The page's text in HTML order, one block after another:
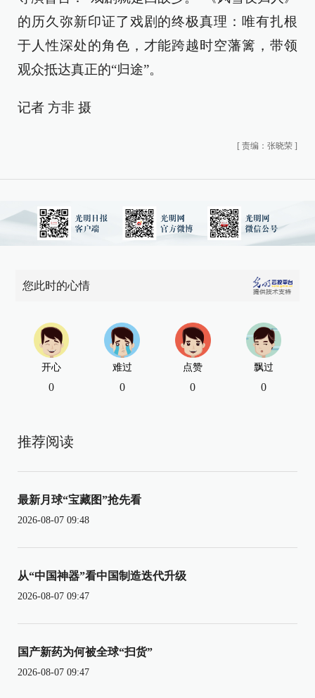
的历久弥新印证了戏剧的终极真理：唯有扎根
于人性深处的角色，才能跨越时空藩篱，带领
观众抵达真正的“归途”。
记者 方非 摄
[ 责编：张晓荣 ]
您此时的心情
开心
0
难过
0
点赞
0
飘过
0
推荐阅读
最新月球“宝藏图”抢先看
2026-08-07 09:48
从“中国神器”看中国制造迭代升级
2026-08-07 09:47
国产新药为何被全球“扫货”
2026-08-07 09:47